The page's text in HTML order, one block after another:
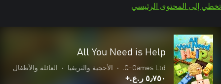
تخطي إلى المحتوى الرئيسي
All You Need is Help
Q-Games Ltd.
• الأحجية والتريفيا • العائلة والأطفال
٥٫٧٥٠ ر.ع.‏+